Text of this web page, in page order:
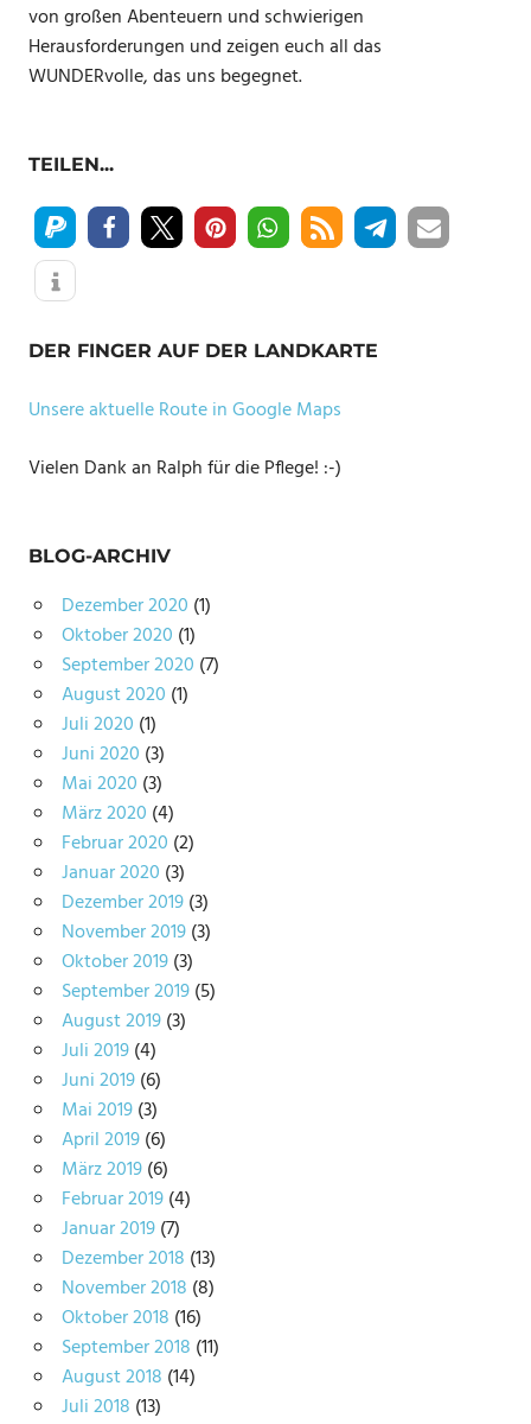
von großen Abenteuern und schwierigen
Herausforderungen und zeigen euch all das
WUNDERvolle, das uns begegnet.
TEILEN...
DER FINGER AUF DER LANDKARTE
Unsere aktuelle Route in Google Maps
Vielen Dank an Ralph für die Pflege! :-)
BLOG-ARCHIV
Dezember 2020 (1)
Oktober 2020 (1)
September 2020 (7)
August 2020 (1)
Juli 2020 (1)
Juni 2020 (3)
Mai 2020 (3)
März 2020 (4)
Februar 2020 (2)
Januar 2020 (3)
Dezember 2019(3)
November 2019(3)
Oktober 2019(3)
September 2019(5)
August 2019(3)
Juli 2019(4)
Juni 2019(6)
Mai 2019(3)
April 2019(6)
März 2019(6)
Februar 2019(4)
Januar 2019(7)
Dezember 2018 (13)
November 2018 (8)
Oktober 2018 (16)
September 2018 (11)
August 2018 (14)
Juli 2018 (13)